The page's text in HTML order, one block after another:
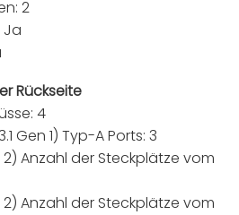
2
Ja
Rückseite
4
Gen 1) Typ-A Ports: 3
2) Anzahl der Steckplätze vom
2) Anzahl der Steckplätze vom